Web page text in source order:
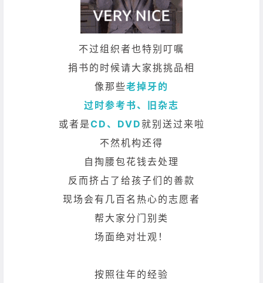
不过组织者也特别叮嘱
捐书的时候请大家挑挑品相
像那些老掉牙的
过时参考书、旧杂志
或者是CD、DVD就别送过来啦
不然机构还得
自掏腰包花钱去处理
反而挤占了给孩子们的善款
现场会有几百名热心的志愿者
帮大家分门别类
场面绝对壮观！
按照往年的经验